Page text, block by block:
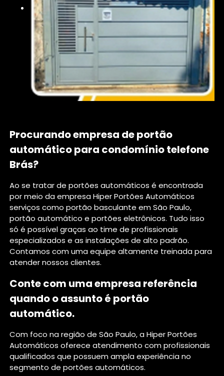
Procurando empresa de portão
automático para condomínio telefone
Brás?
Ao se tratar de portões automáticos é encontrada
por meio da empresa Hiper Portões Automáticos
serviços como portão basculante em São Paulo,
portão automático e portões eletrônicos. Tudo isso
só é possível graças ao time de profissionais
especializados e as instalações de alto padrão.
Contamos com uma equipe altamente treinada para
atender nossos clientes.
Conte com uma empresa referência
quando o assunto é portão
automático.
Com foco na região de São Paulo, a Hiper Portões
Automáticos oferece atendimento com profissionais
qualificados que possuem ampla experiência no
segmento de portões automáticos.